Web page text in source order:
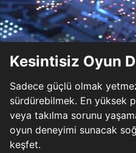
Kesintisiz Oyun
Sadece güçlü olmak
sürdürebilmek. En yüksek
veya takılma sorunu
oyun deneyimi sunacak
keşfet.